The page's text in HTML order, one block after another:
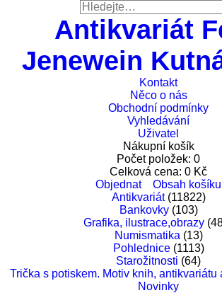
Antikvariát
Jenewein
Kontakt
Něco o nás
Obchodní podmínky
Vyhledávání
Uživatel
Nákupní košík
Počet položek: 0
Celková cena: 0 Kč
Objednat
Obsah košíku
Antikvariát(11822)
Bankovky(103)
Grafika, ilustrace,obrazy
Numismatika (13)
Pohlednice(1113)
Starožitnosti (64)
Trička s potiskem. Motiv knih, antikvariátu
Novinky